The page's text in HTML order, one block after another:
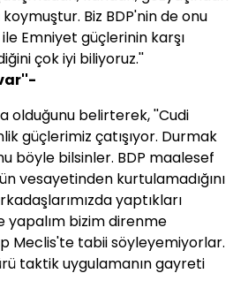
Biz BDP'nin de onu
Emniyet güçlerinin karşı
çok iyi biliyoruz.''
olduğunu belirterek, ''Cudi
güçlerimiz çatışıyor. Durmak
böyle bilsinler. BDP maalesef
vesayetinden kurtulamadığını
yaptıkları
yapalım bizim direnme
Meclis'te tabii söyleyemiyorlar.
taktik uygulamanın gayreti